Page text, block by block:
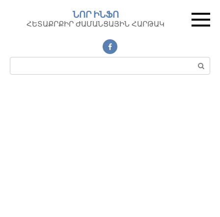
контенту
ՆՈՐ ԻՆՖՈ
ՀԵՏԱՔՐՔԻՐ ԺԱՄԱՆՑԱՅԻՆ ՀԱՐԹԱԿ
Поиск: